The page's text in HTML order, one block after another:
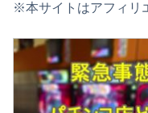
※本サイトはアフィリ